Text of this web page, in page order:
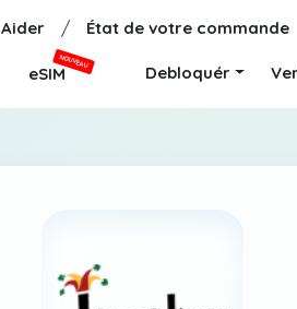
Aider / État de votre commande
eSIM
NOUVEAU
Debloquér